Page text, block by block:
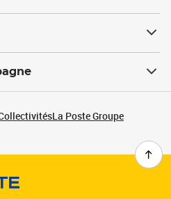
La Poste Groupe